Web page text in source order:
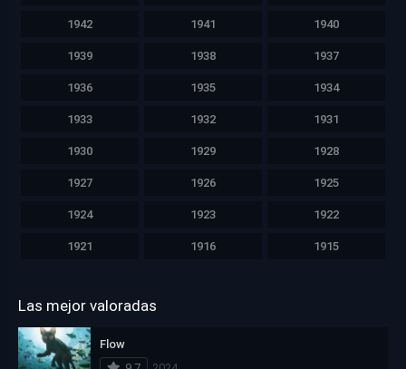
1942 1941 1940
1939 1938 1937
1936 1935 1934
1933 1932 1931
1930 1929 1928
1927 1926 1925
1924 1923 1922
1921 1916 1915
Las mejor valoradas
Flow